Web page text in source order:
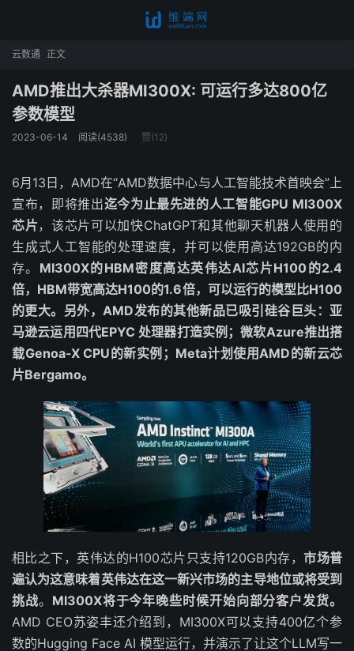
云数通 正文
AMD推出大杀器MI300X: 可运行多达800亿
参数模型
2023-06-14 阅读(4538) 赞(12)
6月13日，AMD在“AMD数据中心与人工智能技术首映会”上
宣布，即将推出迄今为止最先进的人工智能GPU MI300X
芯片，该芯片可以加快ChatGPT和其他聊天机器人使用的
生成式人工智能的处理速度，并可以使用高达192GB的内
存。 MI300X的HBM密度高达英伟达AI芯片H100的2.4
倍，HBM带宽高达H100的1.6倍，可以运行的模型比H100
的更大。另外，AMD发布的其他新品已吸引硅谷巨头：亚
马逊云运用四代EPYC 处理器打造实例；微软Azure推出搭
载Genoa-X CPU的新实例；Meta计划使用AMD的新云芯
片Bergamo。
相比之下，英伟达的H100芯片只支持120GB内存，市场普
遍认为这意味着英伟达在这一新兴市场的主导地位或将受到
挑战。 MI300X将于今年晚些时候开始向部分客户发货。
AMD CEO苏姿丰还介绍到，MI300X可以支持400亿个参
数的Hugging Face AI 模型运行，并演示了让这个LLM写一